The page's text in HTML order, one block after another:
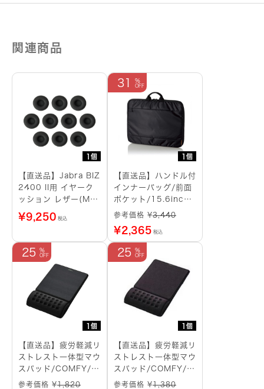
関連商品
1個
【直送品】Jabra BIZ
2400 II用 イヤーク
ッション レザー(M)
(10個入)
¥9,250 税込
1個
31
【直送品】ハンドル付
インナーバッグ/前面
ポケット/15.6inch/
ブラック
参考価格 ¥3,440
¥2,365 税込
1個
25
【直送品】疲労軽減リ
ストレスト一体型マウ
スパッド/COMFY/ハ
ード(ブラック)
参考価格 ¥1,820
1個
25
【直送品】疲労軽減リ
ストレスト一体型マウ
スパッド/COMFY/ソ
フト(ブラック)
参考価格 ¥1,380